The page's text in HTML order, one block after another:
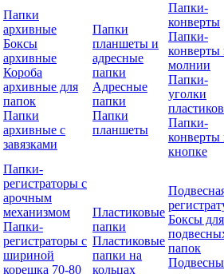
Папки
архивные
Боксы
архивные
Короба
архивные для
папок
Папки
архивные с
завязками
Папки
планшеты и
адресные
папки
Адресные
папки
Папки
планшеты
Папки-
конверты
Папки-
конверты
молнии
Папки-
уголки
Папки-
конверты
кнопке
Папки-
регистраторы с
арочным
механизмом
Папки-
регистраторы с
шириной
корешка 70-80
Пластиковые
папки
Пластиковые
папки на
кольцах
Боксы для
папок